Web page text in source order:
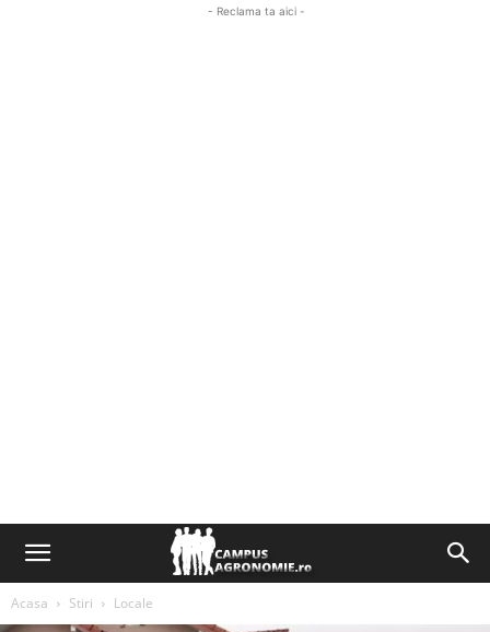
- Reclama ta aici -
Acasa Stiri Locale